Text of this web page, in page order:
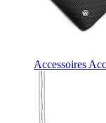
Accessoires